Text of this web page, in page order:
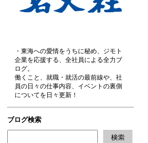
・東海への愛情をうちに秘め、ジモト
企業を応援する、全社員による全力ブ
ログ。
働くこと、就職・就活の最前線や、社
員の日々の仕事内容、イベントの裏側
についてを日々更新！
ブログ検索